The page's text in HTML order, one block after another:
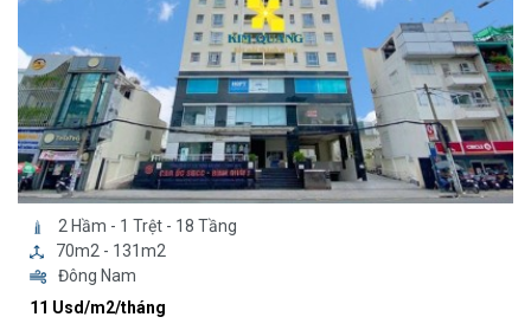
2 Hầm - 1 Trệt - 18 Tầng
70m2 - 131m2
Đông Nam
11 Usd/m2/tháng